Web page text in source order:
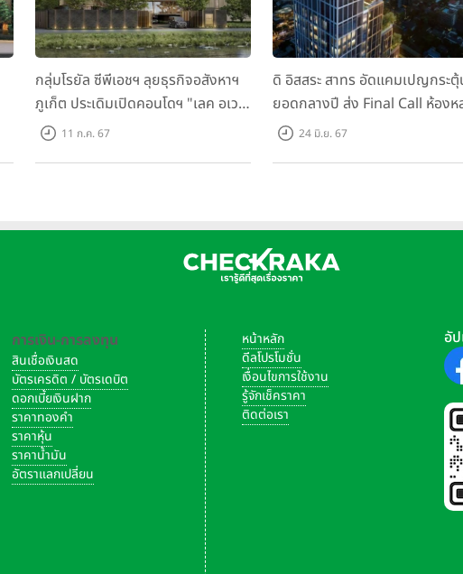
กลุ่มโรยัล ซีพีเอชฯ ลุยธุรกิจอสังหาฯ
ภูเก็ต ประเดิมเปิดคอนโดฯ "เลค อเวนิ
ว ภูเก็ต" พรีเซลสิงหาคมนี้
11 ก.ค. 67
ดิ อิสสระ สาทร อัดแคมเปญกระ
ยอดกลางปี ส่ง Final Call ห้องห
ดาวน์ หั่นราคาเริ่มต้น 4.99 ลบ.
24 มิ.ย. 67
การเงิน-การลงทุน
สินเชื่อเงินสด
บัตรเครดิต / บัตรเดบิต
ดอกเบี้ยเงินฝาก
ราคาทองคำ
ราคาหุ้น
ราคาน้ำมัน
อัตราแลกเปลี่ยน
หน้าหลัก
ดีลโปรโมชั่น
เงื่อนไขการใช้งาน
รู้จักเช็คราคา
ติดต่อเรา
อั